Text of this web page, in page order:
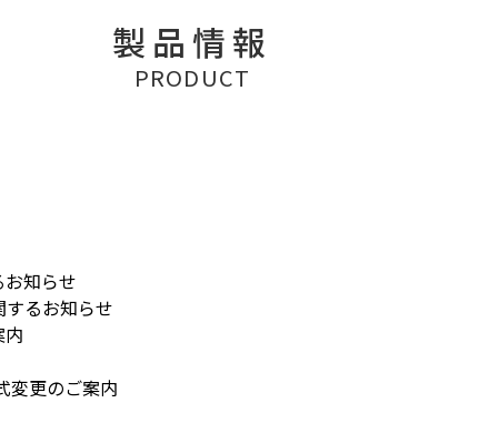
製品情報
PRODUCT
知らせ
るお知らせ
内
変更のご案内